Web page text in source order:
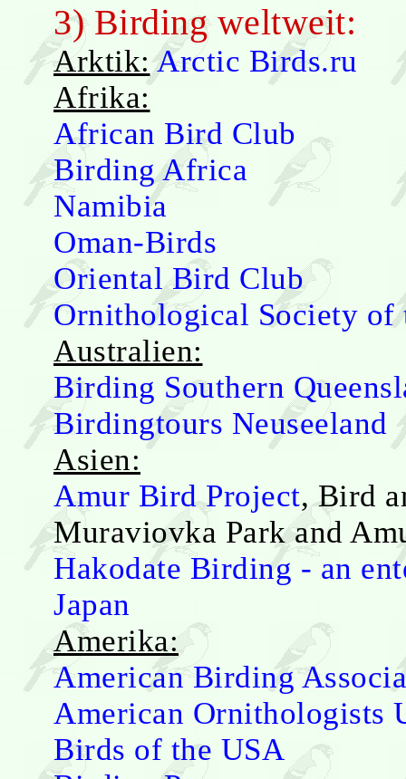
3) Birding weltweit:
Arktik: Arctic Birds.ru
Afrika:
African Bird Club
Birding Africa
Namibia
Oman-Birds
Oriental Bird Club
Ornithological Society of
Australien:
Birding Southern
Birdingtours Neuseeland
Asien:
Amur Bird Project, Bird
Muraviovka Park and
Hakodate Birding - an
Japan
Amerika:
American Birding
American Ornithologists
Birds of the USA